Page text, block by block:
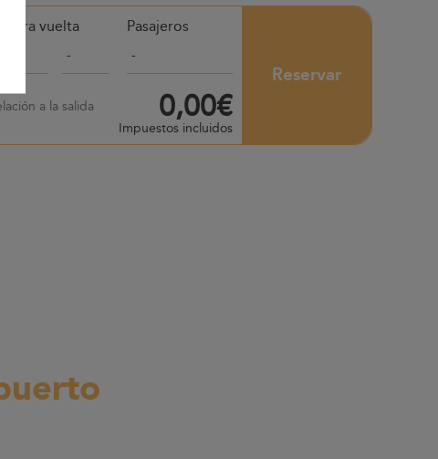
Hora vuelta Pasajeros
a la salida
0,00€
Impuestos incluidos
Reservar